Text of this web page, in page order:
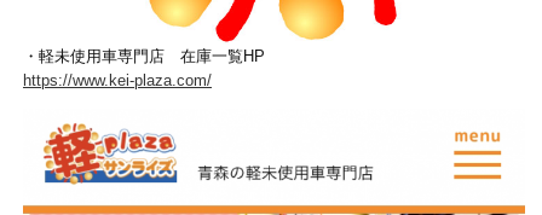
・軽未使用車専門店 在庫一覧HP
https://www.kei-plaza.com/